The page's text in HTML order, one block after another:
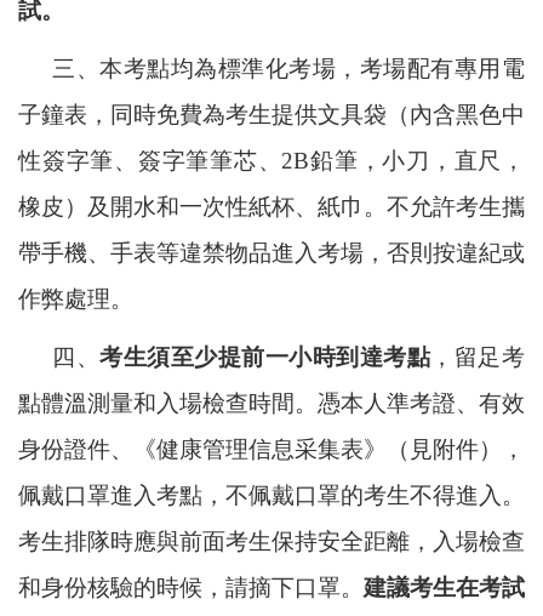
試。
三、本考點均為標準化考場，考場配有專用電
子鐘表，同時免費為考生提供文具袋（內含黑色中
性簽字筆、簽字筆筆芯、 2B鉛筆，小刀，直尺，
橡皮）及開水和一次性紙杯、紙巾。不允許考生攜
帶手機、手表等違禁物品進入考場，否則按違紀或
作弊處理。
四、考生須至少提前一小時到達考點，留足考
點體溫測量和入場檢查時間。憑本人準考證、有效
身份證件、《健康管理信息采集表》
（見附件）
，
佩戴口罩進入考點，不佩戴口罩的考生不得進入。
考生排隊時應與前面考生保持安全距離，入場檢查
和身份核驗的時候，請摘下口罩。 建議考生在考試